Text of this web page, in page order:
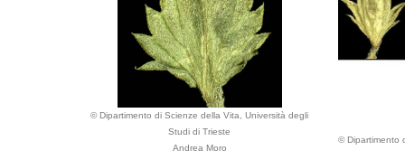
© Dipartimento di Scienze della Vita, Università degli
Studi di Trieste
Andrea Moro
© Dipartimento